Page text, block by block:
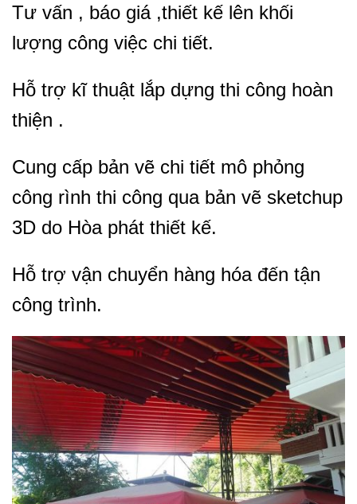
Tư vấn , báo giá ,thiết kế lên khối
lượng công việc chi tiết.
Hỗ trợ kĩ thuật lắp dựng thi công hoàn
thiện .
Cung cấp bản vẽ chi tiết mô phỏng
công rình thi công qua bản vẽ sketchup
3D do Hòa phát thiết kế.
Hỗ trợ vận chuyển hàng hóa đến tận
công trình.